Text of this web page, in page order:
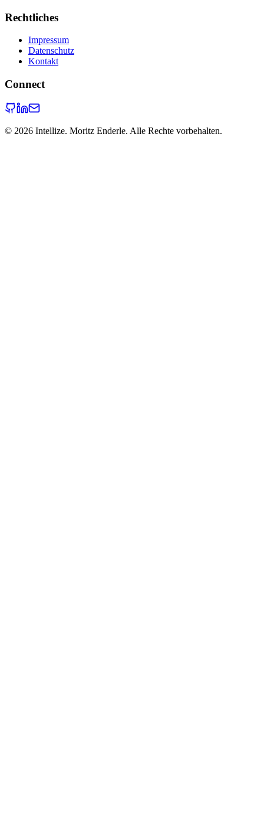
Rechtliches
Impressum
Datenschutz
Kontakt
Connect
© 2026 Intellize. Moritz Enderle. Alle Rechte vorbehalten.